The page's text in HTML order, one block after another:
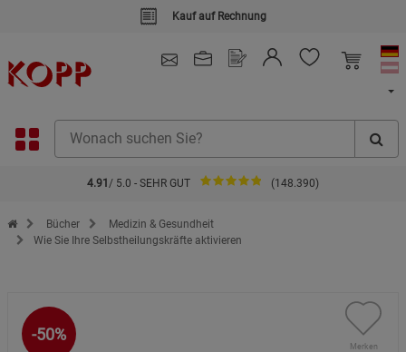
Kauf auf Rechnung
4.91 / 5.0 - SEHR GUT (148.390)
Zur Startseite des Kopp Verlag Online-Shop
Bücher
Medizin & Gesundheit
Wie Sie Ihre Selbstheilungskräfte aktivieren
-50%
Merken